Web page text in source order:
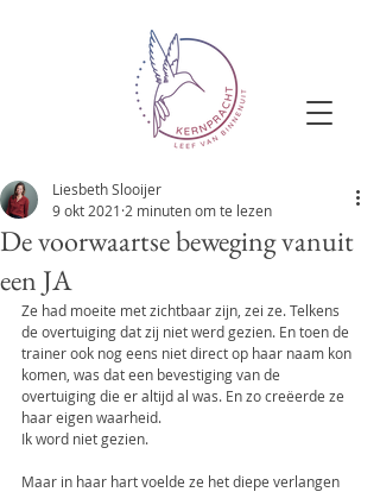
De voorwaartse beweging vanuit
een JA
Liesbeth Slooijer
9 okt 2021 2 minuten om te lezen
Ze had moeite met zichtbaar zijn, zei ze. Telkens
de overtuiging dat zij niet werd gezien. En toen de
trainer ook nog eens niet direct op haar naam kon
komen, was dat een bevestiging van de
overtuiging die er altijd al was. En zo creëerde ze
haar eigen waarheid.
Ik word niet gezien.
Maar in haar hart voelde ze het diepe verlangen